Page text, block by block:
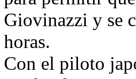
Giovinazzi y se
horas.
Con el piloto